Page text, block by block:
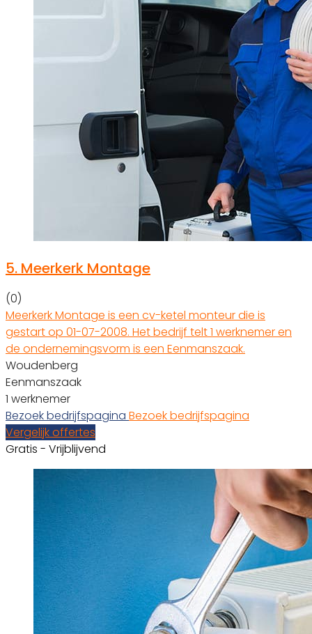
5. Meerkerk Montage
(0)
Meerkerk Montage is een cv-ketel monteur die is
gestart op 01-07-2008. Het bedrijf telt 1 werknemer en
de ondernemingsvorm is een Eenmanszaak.
Woudenberg
Eenmanszaak
1 werknemer
Bezoek bedrijfspagina Bezoek bedrijfspagina
Vergelijk offertes
Gratis - Vrijblijvend